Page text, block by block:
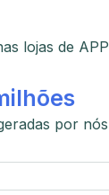
lojas de APP
por nós